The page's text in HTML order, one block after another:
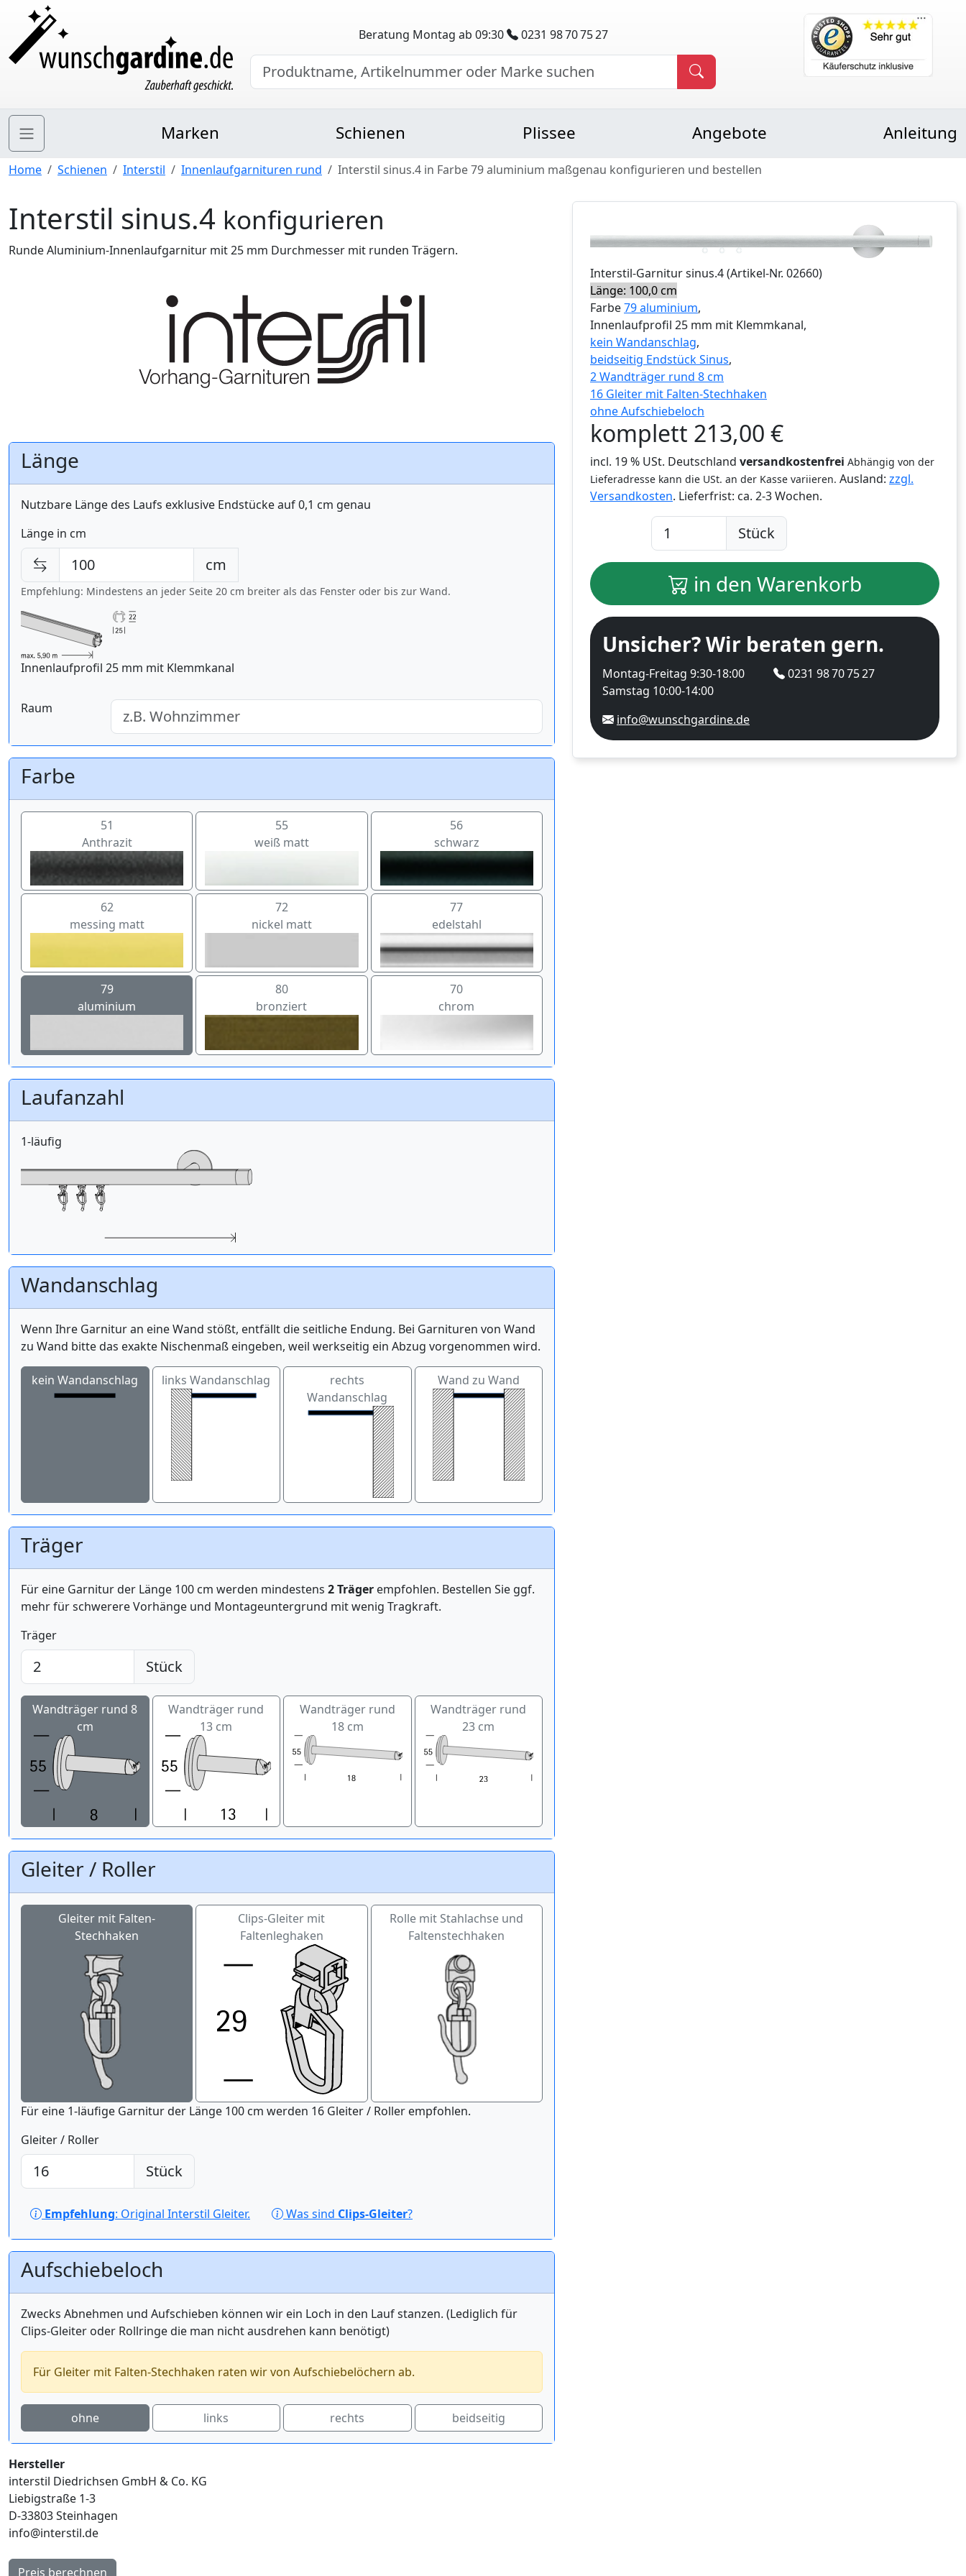
Beratung Montag ab 09:30 0231 98 70 75 27
Marken Schienen Plissee Angebote Anleitung
Home Schienen Interstil Innenlaufgarnituren rund Interstil sinus.4 in Farbe 79 aluminium maßgenau konfigurieren und bestellen
Interstil sinus.4 konfigurieren
Runde Aluminium-Innenlaufgarnitur mit 25 mm Durchmesser mit runden Trägern.
Länge
Nutzbare Länge des Laufs exklusive Endstücke auf 0,1 cm genau
Länge in cm
cm
Empfehlung: Mindestens an jeder Seite 20 cm breiter als das Fenster oder bis zur Wand.
Innenlaufprofil 25 mm mit Klemmkanal
Raum
Farbe
51
Anthrazit
55
weiß matt
56
schwarz
62
messing matt
72
nickel matt
77
edelstahl
79
aluminium
80
bronziert
70
chrom
Laufanzahl
1-läufig
Wandanschlag
Wenn Ihre Garnitur an eine Wand stößt, entfällt die seitliche Endung. Bei Garnituren von Wand
zu Wand bitte das exakte Nischenmaß eingeben, weil werkseitig ein Abzug vorgenommen wird.
kein Wandanschlag links Wandanschlag
rechts
Wandanschlag
Wand zu Wand
Träger
Für eine Garnitur der Länge 100 cm werden mindestens 2 Träger empfohlen. Bestellen Sie ggf.
mehr für schwerere Vorhänge und Montageuntergrund mit wenig Tragkraft.
Träger
Stück
Wandträger rund 8
cm
Wandträger rund
13 cm
Wandträger rund
18 cm
Wandträger rund
23 cm
Gleiter / Roller
Gleiter mit Falten-
Stechhaken
Clips-Gleiter mit
Faltenleghaken
Rolle mit Stahlachse und
Faltenstechhaken
Für eine 1-läufige Garnitur der Länge 100 cm werden 16 Gleiter / Roller empfohlen.
Gleiter / Roller
Stück
Empfehlung: Original Interstil Gleiter. Was sind Clips-Gleiter?
Aufschiebeloch
Zwecks Abnehmen und Aufschieben können wir ein Loch in den Lauf stanzen. (Lediglich für
Clips-Gleiter oder Rollringe die man nicht ausdrehen kann benötigt)
Für Gleiter mit Falten-Stechhaken raten wir von Aufschiebelöchern ab.
ohne links rechts beidseitig
Hersteller
interstil Diedrichsen GmbH & Co. KG
Liebigstraße 1-3
D-33803 Steinhagen
info@interstil.de
Preis berechnen
Interstil-Garnitursinus.4(Artikel-Nr. 02660)
Länge: 100,0 cm
Farbe79 aluminium,
Innenlaufprofil 25 mm mit Klemmkanal,
kein Wandanschlag,
beidseitig Endstück Sinus,
2 Wandträger rund 8 cm
16 Gleiter mit Falten-Stechhaken
ohne Aufschiebeloch
komplett 213,00 €
incl. 19 % USt. Deutschland versandkostenfrei Abhängig von der
Lieferadresse kann die USt. an der Kasse variieren. Ausland: zzgl.
Versandkosten. Lieferfrist: ca. 2-3 Wochen.
Stück
in den Warenkorb
Unsicher? Wir beraten gern.
Montag-Freitag 9:30-18:00
Samstag 10:00-14:00
0231 98 70 75 27
info@wunschgardine.de